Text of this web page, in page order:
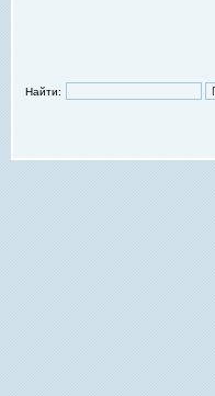
Найти: